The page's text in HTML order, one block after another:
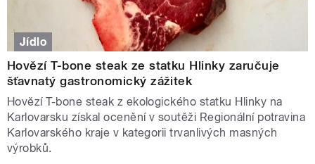
Jídlo
Hovězí T-bone steak ze statku Hlinky zaručuje
šťavnatý gastronomický zážitek
Hovězí T-bone steak z ekologického statku Hlinky na
Karlovarsku získal ocenění v soutěži Regionální potravina
Karlovarského kraje v kategorii trvanlivých masných
výrobků.